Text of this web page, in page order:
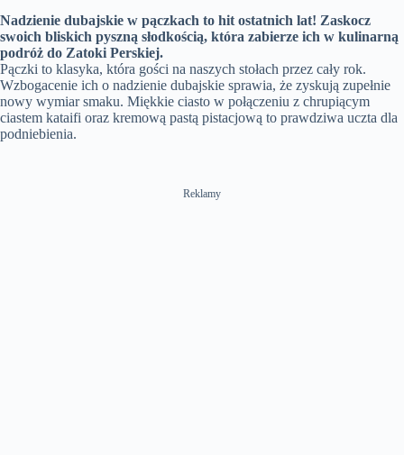
y
u
t
e
t
T
i
m
e
o
n
t
i
n
s
l
s
c
e
e
n
Nadzienie dubajskie w pączkach to hit ostatnich lat! Zaskocz
swoich bliskich pyszną słodkością, która zabierze ich w kulinarną
podróż do Zatoki Perskiej.
Pączki to klasyka, która gości na naszych stołach przez cały rok.
Wzbogacenie ich o nadzienie dubajskie sprawia, że zyskują zupełnie
nowy wymiar smaku. Miękkie ciasto w połączeniu z chrupiącym
ciastem kataifi oraz kremową pastą pistacjową to prawdziwa uczta dla
podniebienia.
Reklamy